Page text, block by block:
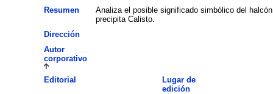
Resumen
Analiza el posible significado simbólico del
precipita Calisto.
Dirección
Autor
corporativo
Editorial
Lugar de
edición